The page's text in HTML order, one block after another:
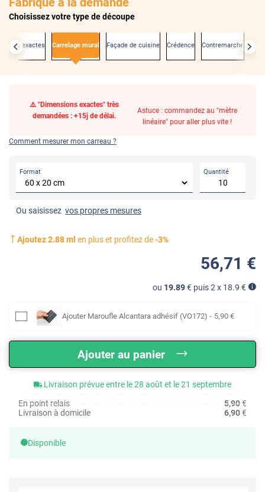
Choisissez votre type de découpe
exactes Carrelage mural Façade de cuisine Crédence Contremarche
⚠️ "Dimensions exactes" très
demandées : +15j de délai.
Astuce : commandez au "mètre
linéaire" pour aller plus vite !
Comment mesurer mon carreau ?
Format Quantité
Ou saisissez vos propres mesures
Ajoutez2.88ml en plus et profitez de-3%
56,71 €
ou 19.89€ puis 2 x 18.9 €
Ajouter Maroufle Alcantara adhésif (VO172) - 5,90 €
Ajouter au panier
Livraison prévue entre le 28 août et le 21 septembre
En point relais
5,90€
Livraison à domicile
6,90€
Disponible